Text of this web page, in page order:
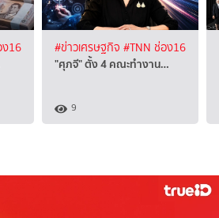
16 #ข่าวเศรษฐกิจ #TNN ช่อง16
"ศุภจี" ตั้ง 4 คณะทำงาน…
9